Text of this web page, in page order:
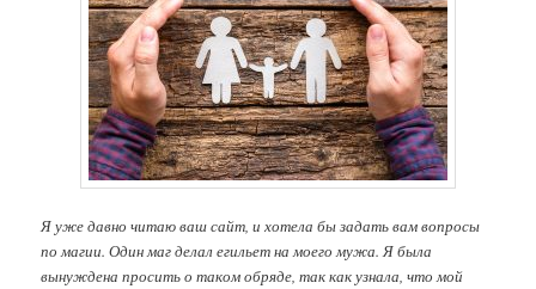
Я уже давно читаю ваш сайт, и хотела бы задать вам вопросы
по магии. Один маг делал егильет на моего мужа. Я была
вынуждена просить о таком обряде, так как узнала, что мой